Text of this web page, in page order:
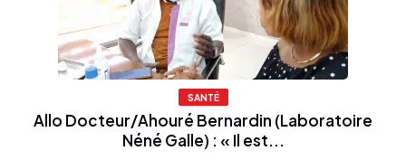
SANTÉ
Allo Docteur/Ahouré Bernardin (Laboratoire
Néné Galle) : « Il est...